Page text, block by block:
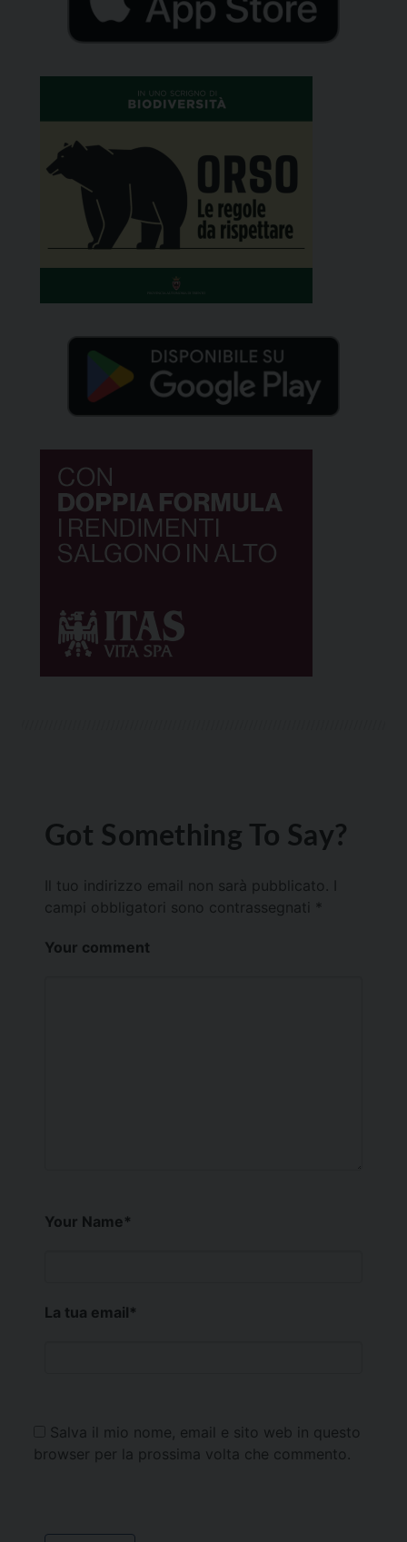
Got Something To Say?
Il tuo indirizzo email non sarà pubblicato.
campi obbligatori sono contrassegnati *
Your comment
Your Name*
La tua email*
Salva il mio nome, email e sito web in questo
browser per la prossima volta che commento.